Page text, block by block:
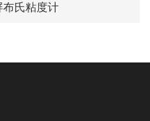
布氏粘度计